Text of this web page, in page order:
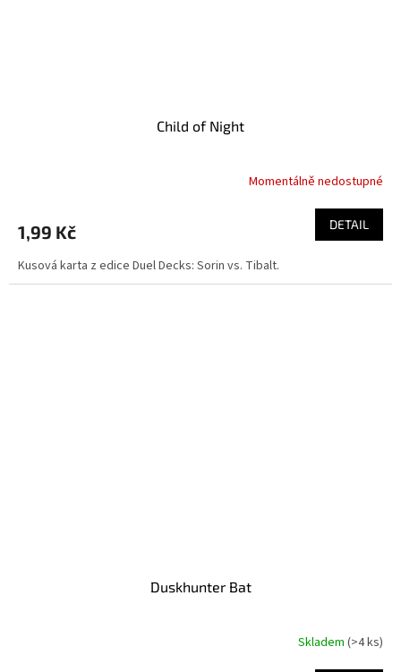
Child of Night
Momentálně nedostupné
1,99 Kč DETAIL
Kusová karta z edice Duel Decks: Sorin vs. Tibalt.
Duskhunter Bat
Skladem (>4 ks)